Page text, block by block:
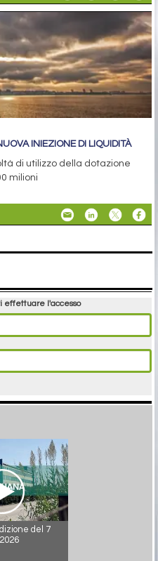
INIEZIONE DI LIQUIDITÀ
di utilizzo della dotazione
milioni
effettuare l'accesso
del 7